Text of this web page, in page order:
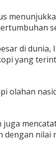
di dunia,
yang
olahan
nilai